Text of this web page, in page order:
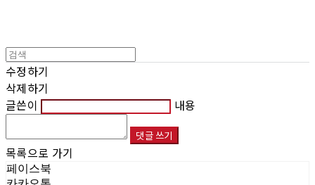
수정하기
삭제하기
글쓴이
내용
댓글 쓰기
목록으로 가기
페이스북